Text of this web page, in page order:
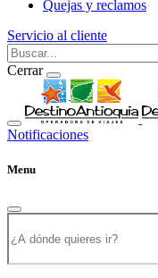
Quejas y reclamos
Servicio al cliente
Cerrar
Notificaciones
Menu